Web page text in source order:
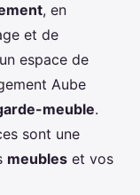
, en
et de
espace de
Aube
meuble.
sont une
meubles et vos